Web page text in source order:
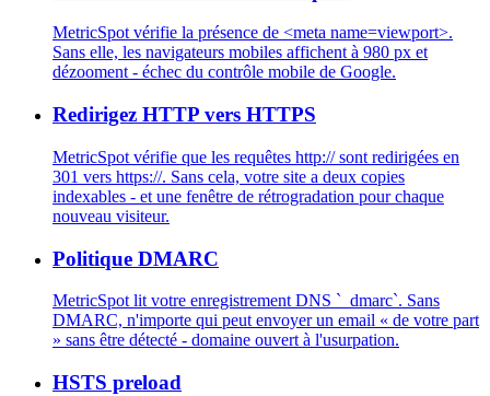
MetricSpot vérifie la présence de <meta name=viewport>.
Sans elle, les navigateurs mobiles affichent à 980 px et
dézooment - échec du contrôle mobile de Google.
Redirigez HTTP vers HTTPS
MetricSpot vérifie que les requêtes http:// sont redirigées en
301 vers https://. Sans cela, votre site a deux copies
indexables - et une fenêtre de rétrogradation pour chaque
nouveau visiteur.
Politique DMARC
MetricSpot lit votre enregistrement DNS `_dmarc`. Sans
DMARC, n'importe qui peut envoyer un email « de votre part
» sans être détecté - domaine ouvert à l'usurpation.
HSTS preload